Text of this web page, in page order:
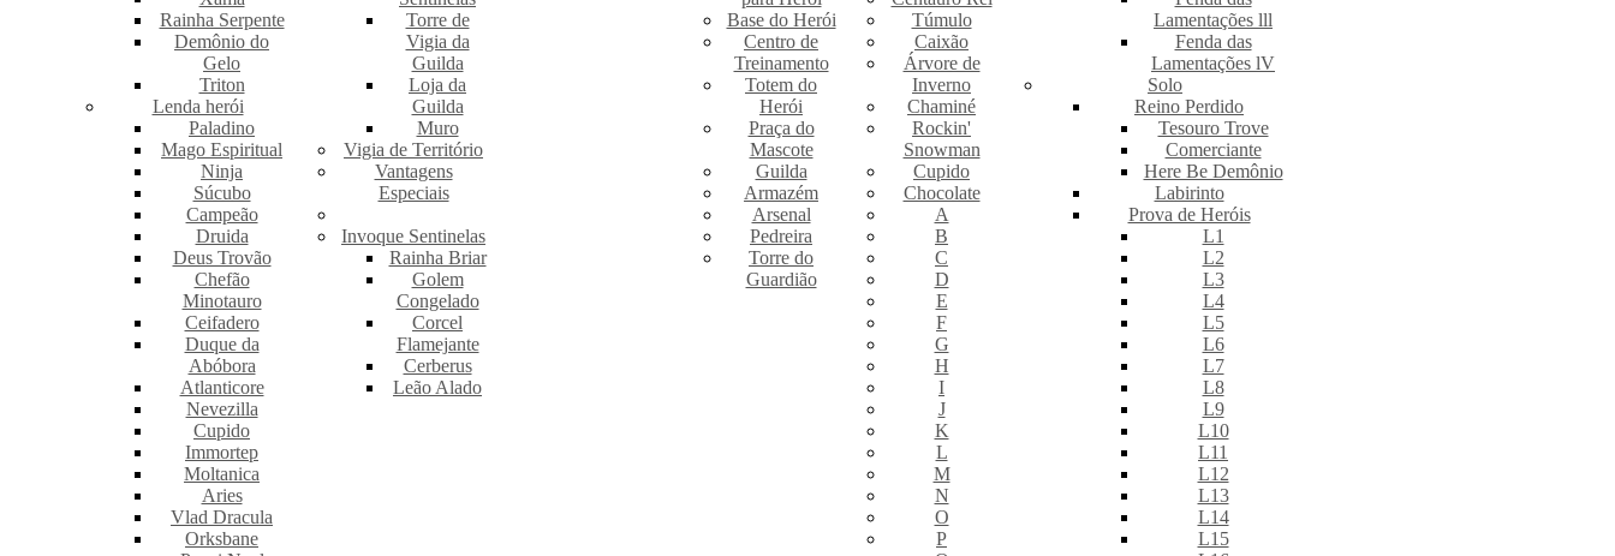
Rainha Serpente
Demônio do
Gelo
Triton
Lenda herói
Paladino
Mago Espiritual
Ninja
Súcubo
Campeão
Druida
Deus Trovão
Chefão
Minotauro
Ceifadero
Duque da
Abóbora
Atlanticore
Nevezilla
Cupido
Immortep
Moltanica
Aries
Vlad Dracula
Orksbane
Torre de
Vigia da
Guilda
Loja da
Guilda
Muro
Vigia de Território
Vantagens
Especiais
Invoque Sentinelas
Rainha Briar
Golem
Congelado
Corcel
Flamejante
Cerberus
Leão Alado
Base do Herói
Centro de
Treinamento
Totem do
Herói
Praça do
Mascote
Guilda
Armazém
Arsenal
Pedreira
Torre do
Guardião
Túmulo
Caixão
Árvore de
Inverno
Chaminé
Rockin'
Snowman
Cupido
Chocolate
A
B
C
D
E
F
G
H
I
J
K
L
M
N
O
P
Lamentações lll
Fenda das
Lamentações lV
Solo
Reino Perdido
Tesouro Trove
Comerciante
Here Be Demônio
Labirinto
Prova de Heróis
L1
L2
L3
L4
L5
L6
L7
L8
L9
L10
L11
L12
L13
L14
L15